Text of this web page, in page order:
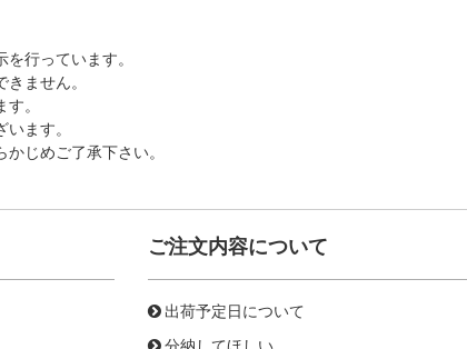
行っています。
ません。
。
ます。
じめご了承下さい。
ご注文内容について
出荷予定日について
分納してほしい